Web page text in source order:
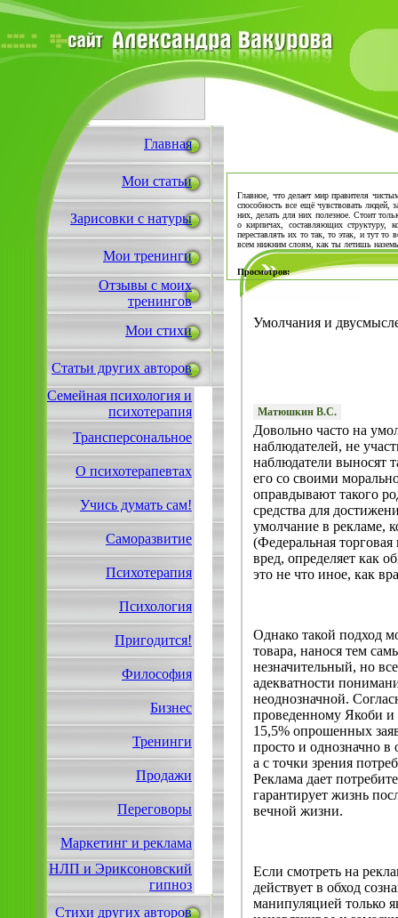
Главная
Мои статьи
Зарисовки с натуры
Мои тренинги
Отзывы с моих
тренингов
Мои стихи
Статьи других авторов
Семейная психология и
психотерапия
Трансперсональное
О психотерапевтах
Учись думать сам!
Саморазвитие
Психотерапия
Психология
Пригодится!
Философия
Бизнес
Тренинги
Продажи
Переговоры
Маркетинг и реклама
НЛП и Эриксоновский
гипноз
Стихи других авторов
Умолчания и
Матюшкин В.С.
Довольно часто на
наблюдателей, не
наблюдатели выносят
его со своими
оправдывают такого
средства для
умолчание в рекламе,
(Федеральная
вред, определяет как
это не что иное, как
Однако такой подход
товара, нанося тем
незначительный, но
адекватности
неоднозначной.
проведенному Якоби и
15,5% опрошенных
просто и однозначно
а с точки зрения
Реклама дает
гарантирует жизнь
вечной жизни.
Если смотреть на
действует в обход
манипуляцией только
Главное, что делает мир правителя
способность все ещё чувствовать людей,
них, делать для них полезное. Стоит
о кирпичах, составляющих структуру,
переставлять их то так, то этак, и тут
всем нижним слоям, как ты летишь
Просмотров: